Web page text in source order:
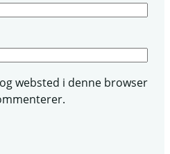
websted i denne browser